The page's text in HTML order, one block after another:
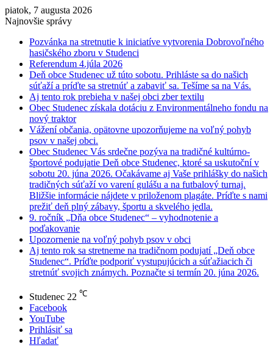
piatok, 7 augusta 2026
Najnovšie správy
Pozvánka na stretnutie k iniciatíve vytvorenia Dobrovoľného
hasičského zboru v Studenci
Referendum 4.júla 2026
Deň obce Studenec už túto sobotu. Prihláste sa do našich
súťaží a príďte sa stretnúť a zabaviť sa. Tešíme sa na Vás.
Aj tento rok prebieha v našej obci zber textilu
Obec Studenec získala dotáciu z Environmentálneho fondu na
nový traktor
Vážení občania, opätovne upozorňujeme na voľný pohyb
psov v našej obci.
Obec Studenec Vás srdečne pozýva na tradičné kultúrno-
športové podujatie Deň obce Studenec, ktoré sa uskutoční v
sobotu 20. júna 2026. Očakávame aj Vaše prihlášky do našich
tradičných súťaží vo varení gulášu a na futbalový turnaj.
Bližšie informácie nájdete v priloženom plagáte. Príďte s nami
prežiť deň plný zábavy, športu a skvelého jedla.
9. ročník „Dňa obce Studenec“ – vyhodnotenie a
poďakovanie
Upozornenie na voľný pohyb psov v obci
Aj tento rok sa stretneme na tradičnom podujatí „Deň obce
Studenec“. Príďte podporiť vystupujúcich a súťažiacich či
stretnúť svojich známych. Poznačte si termín 20. júna 2026.
Studenec 22 ℃
Facebook
YouTube
Prihlásiť sa
Hľadať